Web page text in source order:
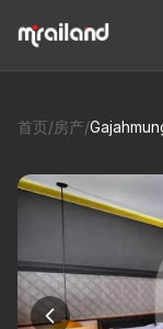
首页/房产/